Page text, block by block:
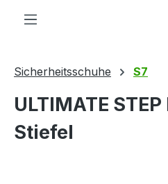
Sicherheitsschuhe S7
ULTIMATE
Stiefel